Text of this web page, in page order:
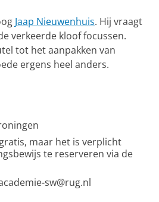
Jaap Nieuwenhuis. Hij vraagt
verkeerde kloof focussen.
tot het aanpakken van
ergens heel anders.
maar het is verplicht
te reserveren via de
sw@rug.nl